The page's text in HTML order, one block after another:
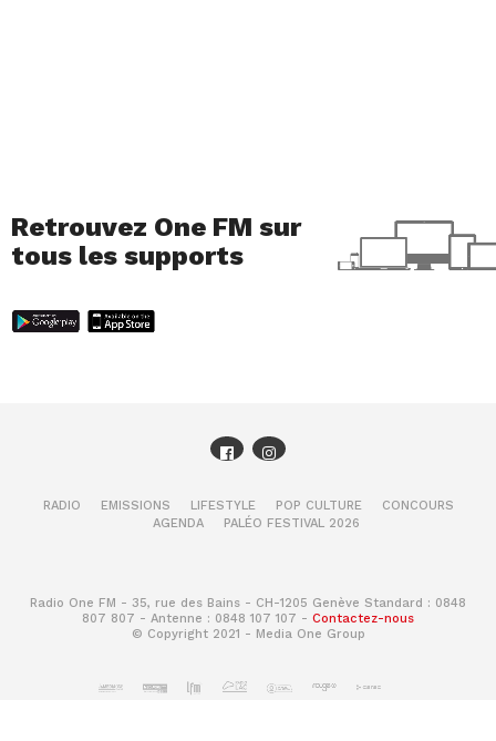
Retrouvez One FM sur
tous les supports
RADIO EMISSIONS LIFESTYLE POP CULTURE
CONCOURS
AGENDA
PALÉO FESTIVAL 2026
Radio One FM - 35, rue des Bains - CH-1205 Genève Standard : 0848
807 807 - Antenne : 0848 107 107 - Contactez-nous
© Copyright 2021 - Media One Group